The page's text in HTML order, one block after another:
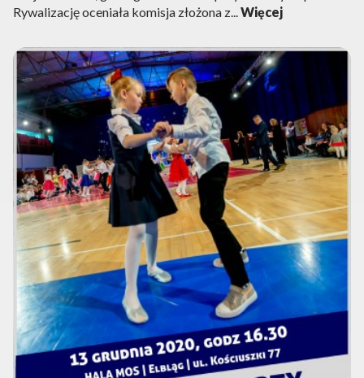
Rywalizację oceniała komisja złożona z...Więcej